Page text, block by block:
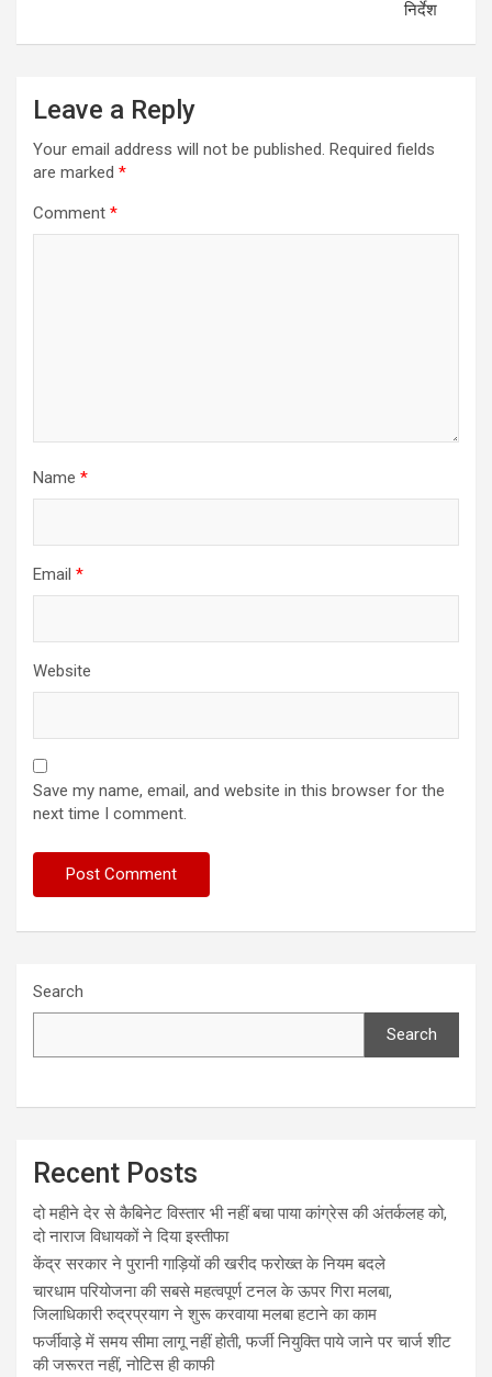
निर्देश
Leave a Reply
Your email address will not be published. Required fields
are marked *
Comment *
Name *
Email *
Website
Save my name, email, and website in this browser for the
next time I comment.
Search
Search
Recent Posts
दो महीने देर से कैबिनेट विस्तार भी नहीं बचा पाया कांग्रेस की अंतर्कलह को,
दो नाराज विधायकों ने दिया इस्तीफा
केंद्र सरकार ने पुरानी गाड़ियों की खरीद फरोख्त के नियम बदले
चारधाम परियोजना की सबसे महत्वपूर्ण टनल के ऊपर गिरा मलबा,
जिलाधिकारी रुद्रप्रयाग ने शुरू करवाया मलबा हटाने का काम
फर्जीवाड़े में समय सीमा लागू नहीं होती, फर्जी नियुक्ति पाये जाने पर चार्ज शीट
की जरूरत नहीं, नोटिस ही काफी